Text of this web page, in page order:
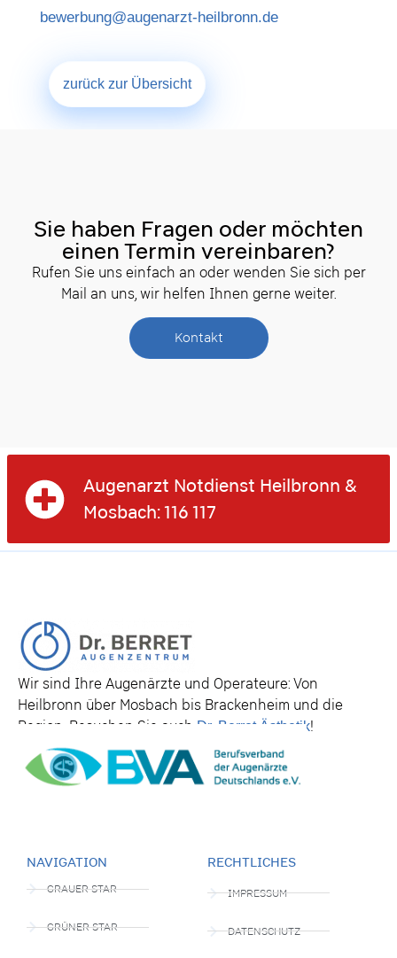
bewerbung@augenarzt-heilbronn.de
zurück zur Übersicht
Sie haben Fragen oder möchten
einen Termin vereinbaren?
Rufen Sie uns einfach an oder wenden Sie sich per
Mail an uns, wir helfen Ihnen gerne weiter.
Kontakt
Augenarzt Notdienst Heilbronn &
Mosbach: 116 117
Wir sind Ihre Augenärzte und Operateure: Von
Heilbronn über Mosbach bis Brackenheim und die
Region. Besuchen Sie auch Dr. Berret Ästhetik!
NAVIGATION
GRAUER STAR
GRÜNER STAR
RECHTLICHES
IMPRESSUM
DATENSCHUTZ